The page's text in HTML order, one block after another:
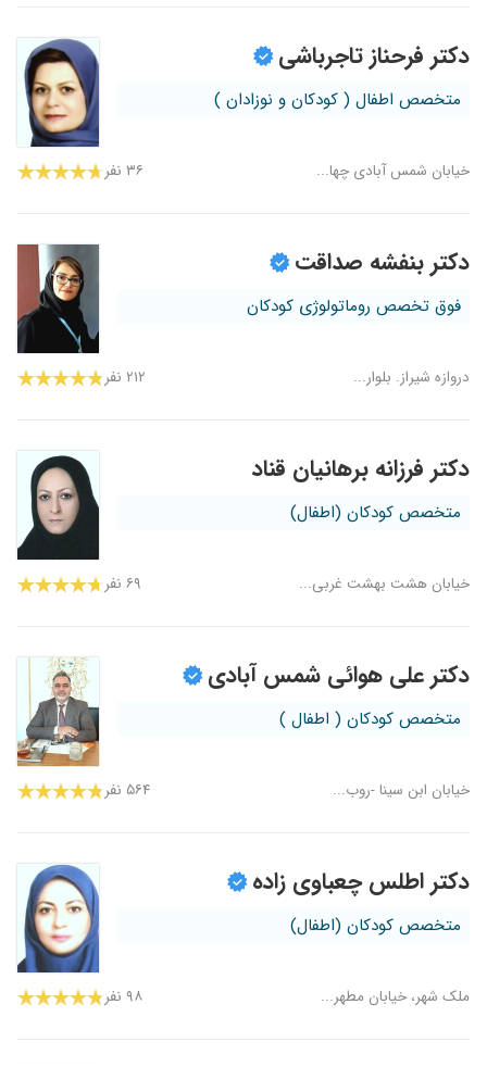
دکتر فرحناز تاجرباشی
متخصص اطفال ( کودکان و نوزادان )
خیابان شمس آبادی چها... ۳۶ نفر
دکتر بنفشه صداقت
فوق تخصص روماتولوژی کودکان
دروازه شیراز. بلوار... ۲۱۲ نفر
دکتر فرزانه برهانیان قناد
متخصص کودکان (اطفال)
خیابان هشت بهشت غربی... ۶۹ نفر
دکتر علی هوائی شمس آبادی
متخصص کودکان ( اطفال )
خیابان ابن سینا -روب... ۵۶۴ نفر
دکتر اطلس چعباوی زاده
متخصص کودکان (اطفال)
ملک شهر، خیابان مطهر... ۹۸ نفر